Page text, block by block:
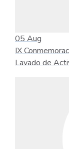
05 Aug
IX
Lavado de